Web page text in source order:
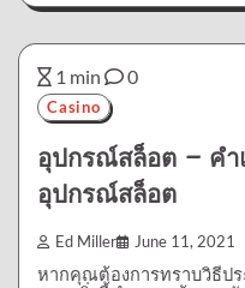
1 min 0
Casino
อุปกรณ์สล็อต – คำ
อุปกรณ์สล็อต
Ed Miller June 11, 2021
หากคุณต้องการทราบวิธีป